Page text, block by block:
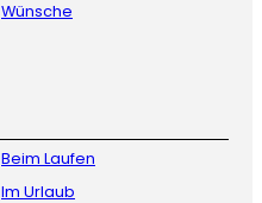
Wünsche
Beim Laufen
Im Urlaub